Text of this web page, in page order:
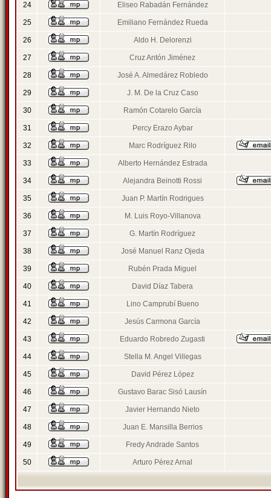
24 Eliseo Rabadán Fernández
25 Emiliano Fernández Rueda
26 Aldo H. Delorenzi
27 Cruz Antón Jiménez
28 José A. Almedárez Robledo
29 J. M. De la Cruz Caso
30 Ramón Cotarelo García
31 Percy Erazo Aybar
32 Marc Rodríguez Rilo
33 Alberto Hernández Estrada
34 Alejandra Beinotti Rossi
35 Juan P. Martín Rodrigues
36 M. Luis Royo-Villanova
37 G. Martín Rodríguez
38 José Manuel Ranz Ojeda
39 Rubén Prada Miguel
40 David Díaz Tabera
41 Lino Camprubí Bueno
42 Jesús Carmona García
43 Eduardo Robredo Zugasti
44 Stella M. Angel Villegas
45 David Pérez López
46 Gustavo Barac Sisó Lausín
47 Javier Hernando Nieto
48 Juan E. Mansilla Berrios
49 Fredy Andrade Santos
50 Arturo Pérez Arnal